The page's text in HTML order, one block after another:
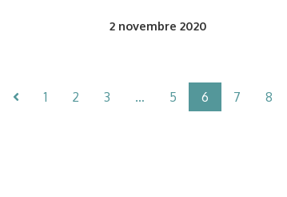
2 novembre 2020
1 2 3 … 5 6 7 8